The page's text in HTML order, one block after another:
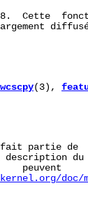
Cette
wcscpy(3),
partie
description
peuvent
doc/